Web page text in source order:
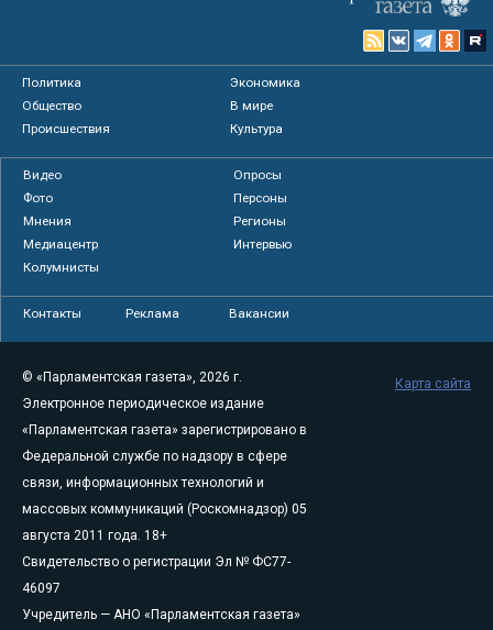
Политика
Экономика
Общество
В мире
Происшествия
Культура
Видео
Опросы
Фото
Персоны
Мнения
Регионы
Медиацентр
Интервью
Колумнисты
Контакты Реклама Вакансии
© «Парламентская газета», 2026 г.
Электронное периодическое издание
«Парламентская газета» зарегистрировано в
Федеральной службе по надзору в сфере
связи, информационных технологий и
массовых коммуникаций (Роскомнадзор) 05
августа 2011 года. 18+
Свидетельство о регистрации Эл № ФС77-
46097
Учредитель — АНО «Парламентская газета»
Карта сайта